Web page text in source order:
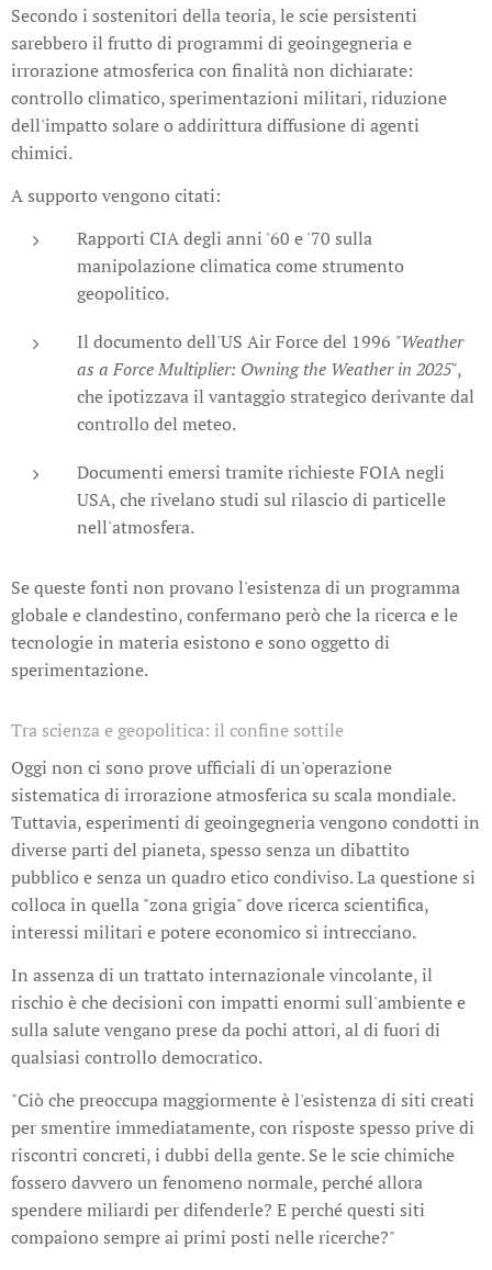
Secondo i sostenitori della teoria, le scie persistenti
sarebbero il frutto di programmi di geoingegneria e
irrorazione atmosferica con finalità non dichiarate:
controllo climatico, sperimentazioni militari, riduzione
dell'impatto solare o addirittura diffusione di agenti
chimici.
A supporto vengono citati:
Rapporti CIA degli anni '60 e '70 sulla
manipolazione climatica come strumento
geopolitico.
Il documento dell'US Air Force del 1996 "Weather
as a Force Multiplier: Owning the Weather in 2025",
che ipotizzava il vantaggio strategico derivante dal
controllo del meteo.
Documenti emersi tramite richieste FOIA negli
USA, che rivelano studi sul rilascio di particelle
nell'atmosfera.
Se queste fonti non provano l'esistenza di un programma
globale e clandestino, confermano però che la ricerca e le
tecnologie in materia esistono e sono oggetto di
sperimentazione.
Tra scienza e geopolitica: il confine sottile
Oggi non ci sono prove ufficiali di un'operazione
sistematica di irrorazione atmosferica su scala mondiale.
Tuttavia, esperimenti di geoingegneria vengono condotti in
diverse parti del pianeta, spesso senza un dibattito
pubblico e senza un quadro etico condiviso. La questione si
colloca in quella "zona grigia" dove ricerca scientifica,
interessi militari e potere economico si intrecciano.
In assenza di un trattato internazionale vincolante, il
rischio è che decisioni con impatti enormi sull'ambiente e
sulla salute vengano prese da pochi attori, al di fuori di
qualsiasi controllo democratico.
"Ciò che preoccupa maggiormente è l'esistenza di siti creati
per smentire immediatamente, con risposte spesso prive di
riscontri concreti, i dubbi della gente. Se le scie chimiche
fossero davvero un fenomeno normale, perché allora
spendere miliardi per difenderle? E perché questi siti
compaiono sempre ai primi posti nelle ricerche?"